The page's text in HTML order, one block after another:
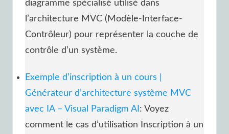
diagramme spécialisé utilisé dans
l’architecture MVC (Modèle-Interface-
Contrôleur) pour représenter la couche de
contrôle d’un système.
Exemple d’inscription à un cours |
Générateur d’architecture système MVC
avec IA – Visual Paradigm AI : Voyez
comment le cas d’utilisation Inscription à un